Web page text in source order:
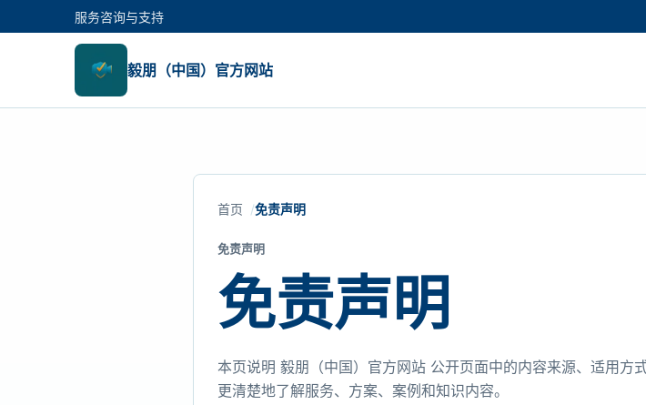
服务咨询与支持
毅朋（中国）官方网站
首页 免责声明
免责声明
免责声明
本页说明 毅朋（中国）官方网站 公开页面中的内容来源、适用方
更清楚地了解服务、方案、案例和知识内容。